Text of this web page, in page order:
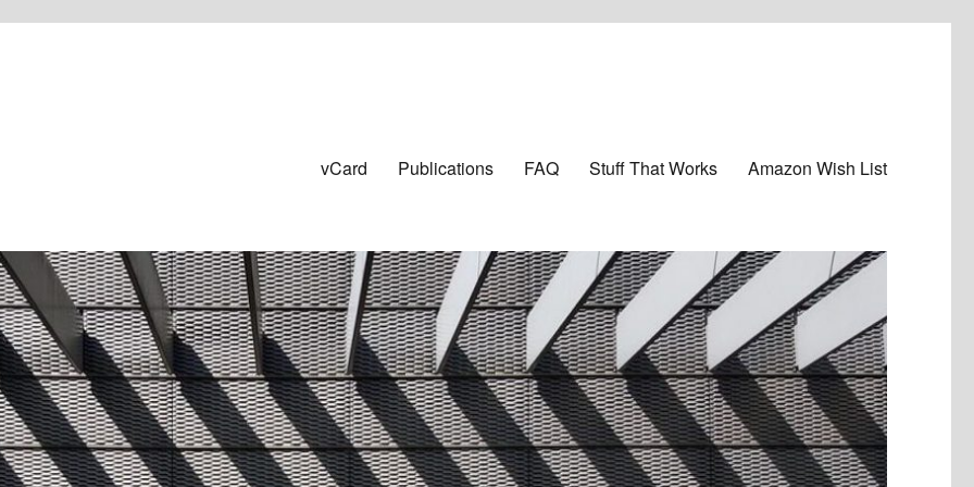
vCard Publications FAQ Stuff That Works Amazon Wish List